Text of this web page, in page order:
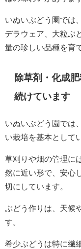
いぬいぶどう園では
デラウェア、大粒ぶ
量の珍しい品種を育
除草剤・化成
続けています
いぬいぶどう園では
い栽培を基本として
草刈りや畑の管理に
然に近い形で、安心
切にしています。
ぶどう作りは、天候
す。
希少ぶどうは特に繊